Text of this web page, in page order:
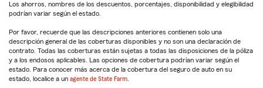
Los ahorros, nombres de los descuentos, porcentajes, disponibilidad y elegibilidad
podrían variar según el estado.
Por favor, recuerde que las descripciones anteriores contienen solo una
descripción general de las coberturas disponibles y no son una declaración de
contrato. Todas las coberturas están sujetas a todas las disposiciones de la póliza
y a los endosos aplicables. Las opciones de cobertura podrían variar según el
estado. Para conocer más acerca de la cobertura del seguro de auto en su
estado, localice a un agente de State Farm